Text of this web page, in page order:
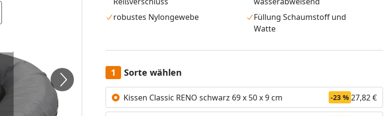
robustes Nylongewebe
Füllung Schaumstoff und
Watte
Sorte wählen
Alle anzeigen (3)
Kissen Classic RENO schwarz 69 x 50 x 9 cm -23 % 27,82 €